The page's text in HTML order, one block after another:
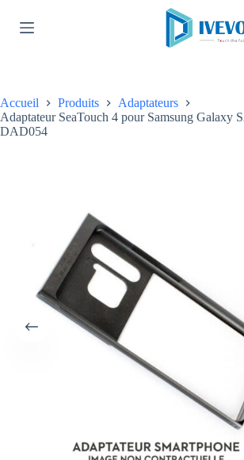
contenu
Accueil Produits
Adaptateurs
Adaptateur SeaTouch 4 pour Samsung Galaxy
DAD054